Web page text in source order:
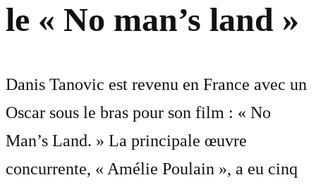
le « No man’s land »
Danis Tanovic est revenu en France avec un
Oscar sous le bras pour son film : « No
Man’s Land. » La principale œuvre
concurrente, « Amélie Poulain », a eu cinq